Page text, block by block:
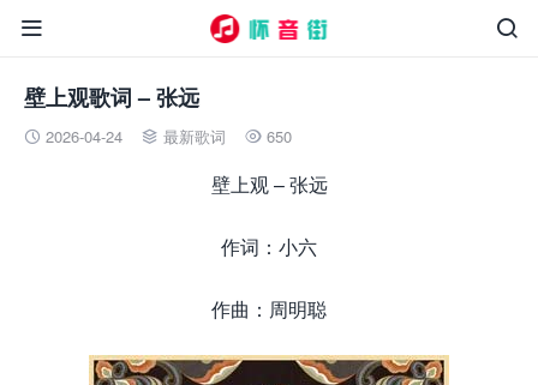


壁上观歌词 – 张远
 2026-04-24  最新歌词  650
壁上观 – 张远
作词：小六
作曲：周明聪